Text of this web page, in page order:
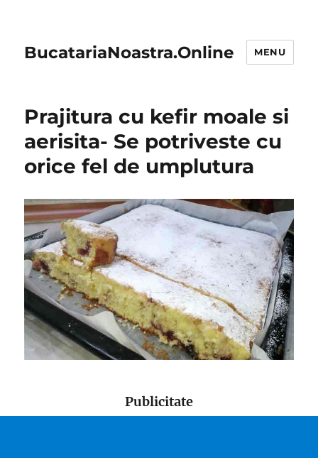
BucatariaNoastra.Online MENU
Prajitura cu kefir moale si
aerisita- Se potriveste cu
orice fel de umplutura
Publicitate